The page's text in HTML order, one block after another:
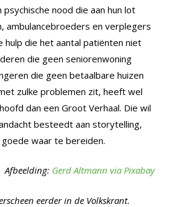
nood die aan hun lot
ambulancebroeders en verplegers
hulp die het aantal patiënten niet
die geen seniorenwoning
die geen betaalbare huizen
zulke problemen zit, heeft wel
dan een Groot Verhaal. Die wil
besteedt aan storytelling,
waar te bereiden.
Afbeelding: Gerd Altmann via Pixabay
eerder in de Volkskrant.